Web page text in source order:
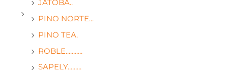
JATOBA..
PINO NORTE...
PINO TEA.
ROBLE...........
SAPELY.........